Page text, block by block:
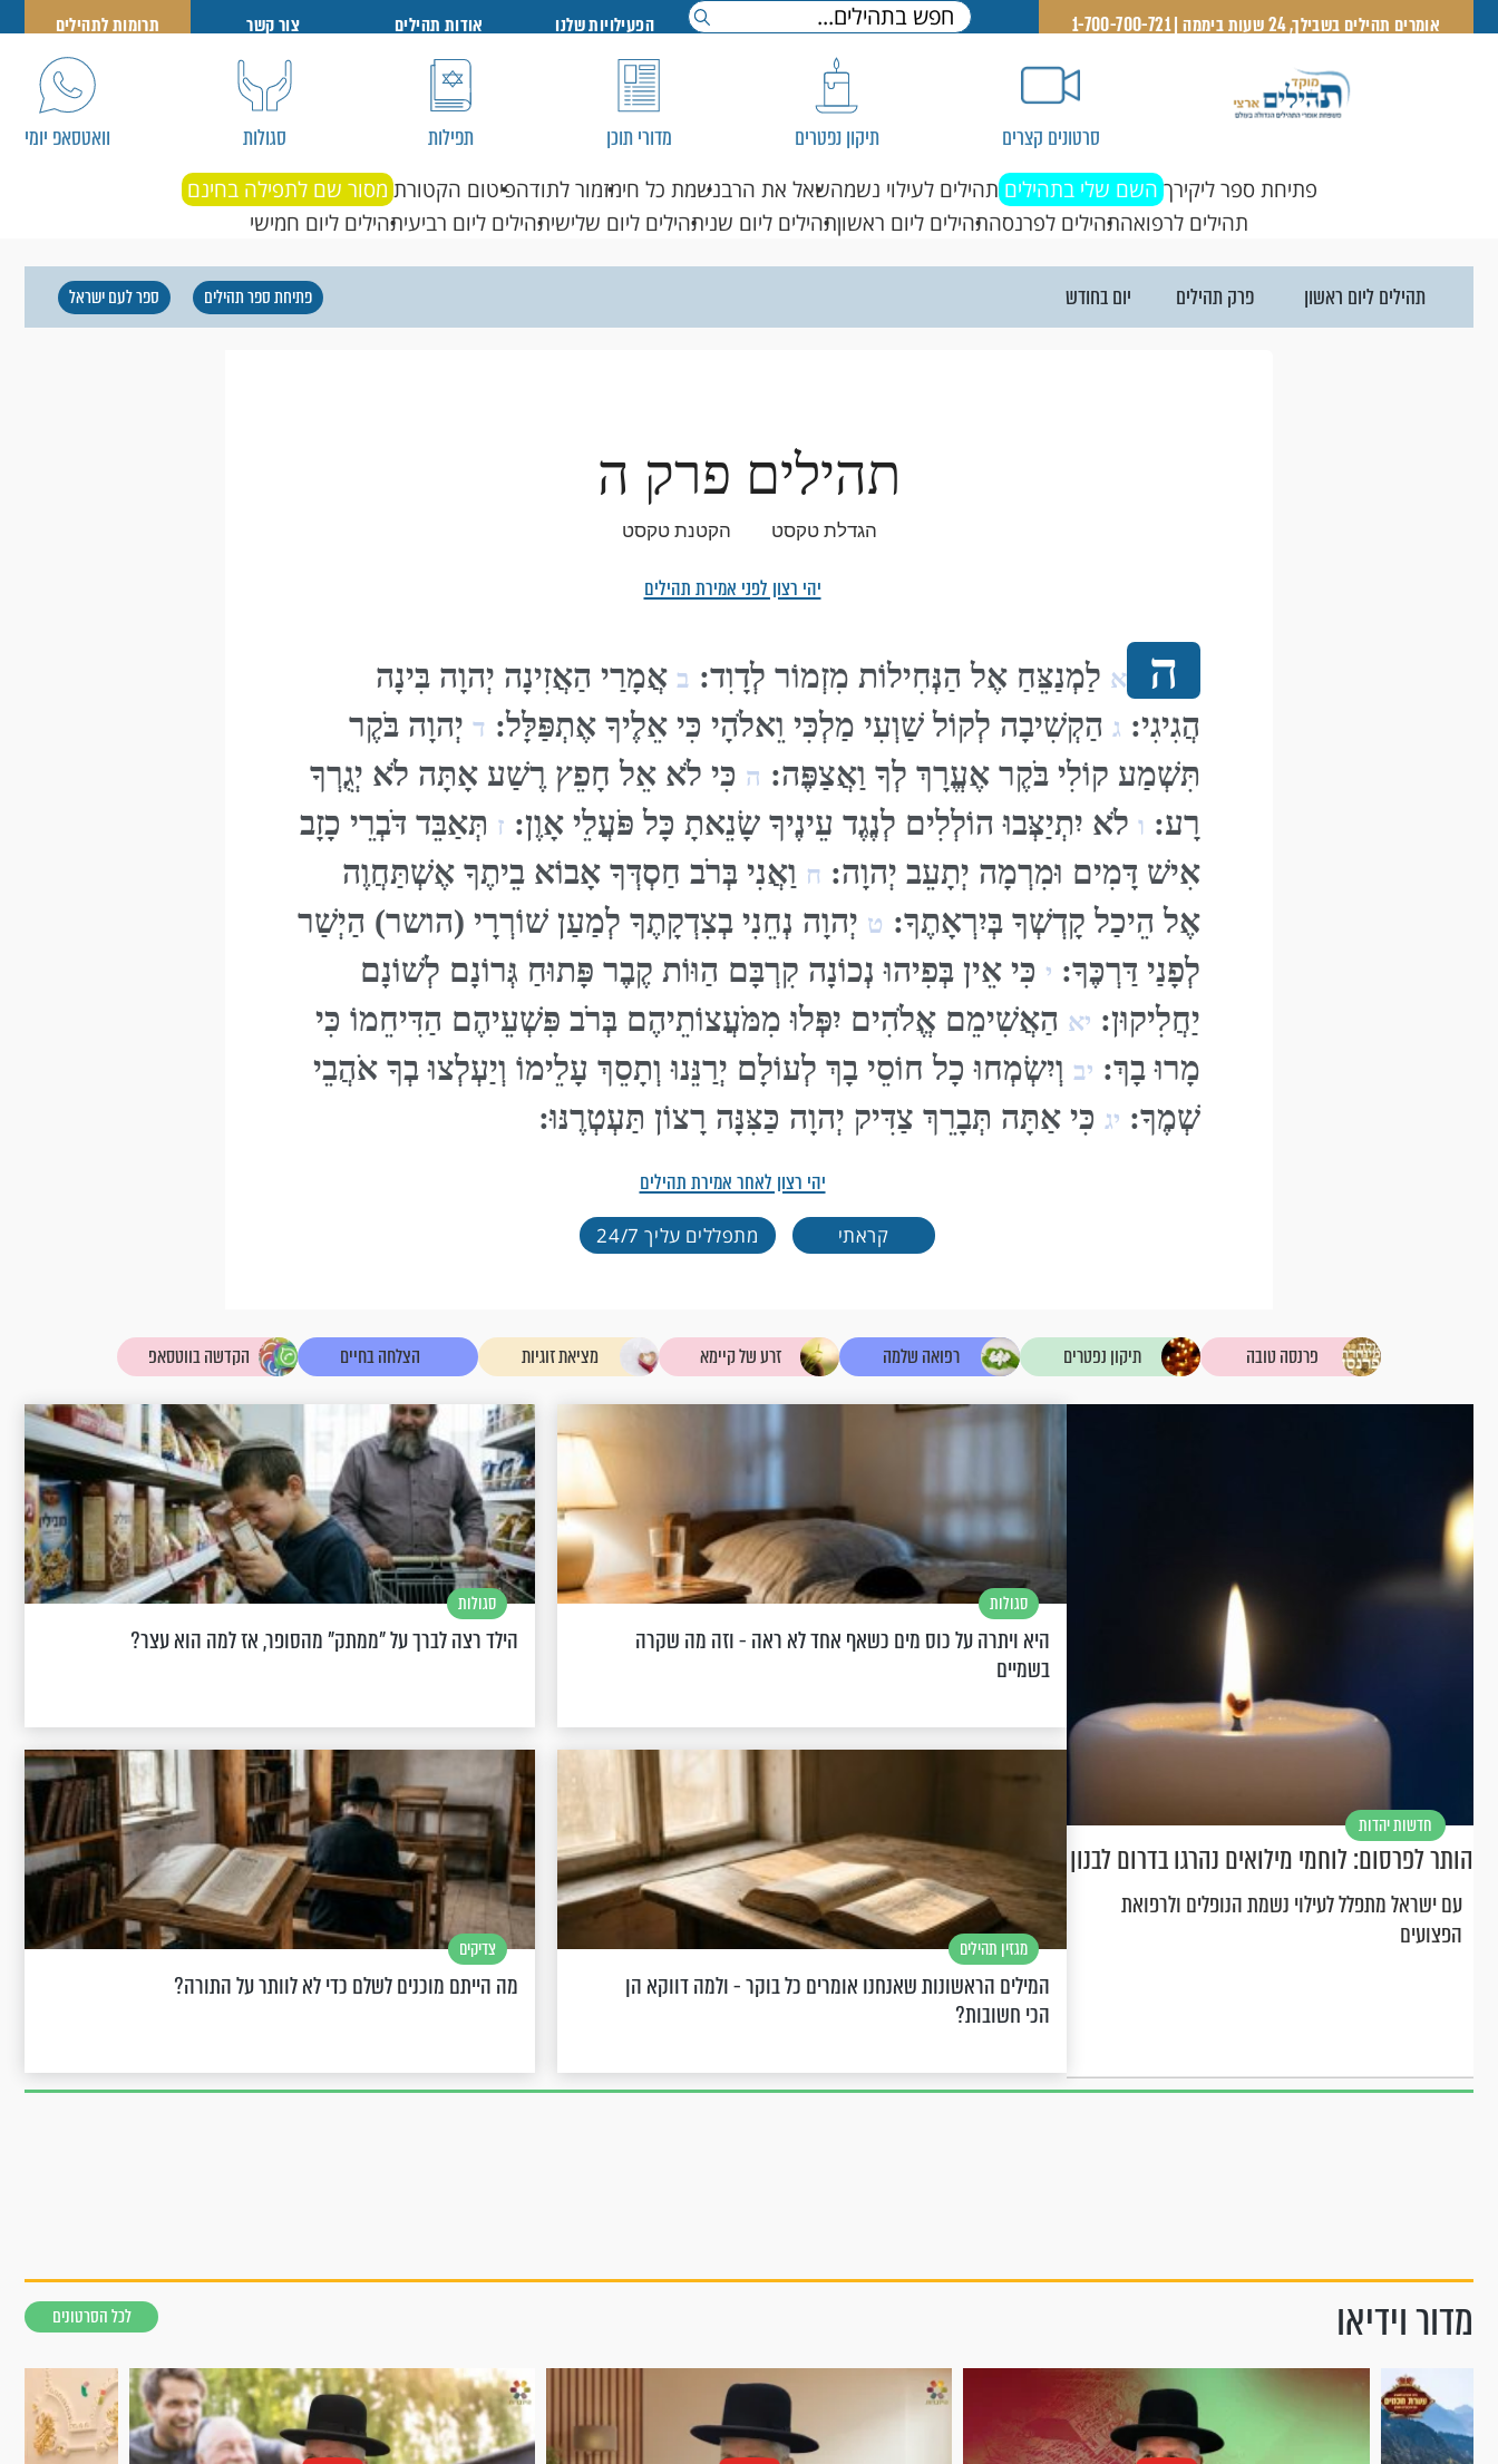
אומרים תהילים בשבילך, 24 שעות ביממה | 1-700-700-721 הפעילויות שלנו אודות תהילים צור קשר תרומות לתהילים
סרטונים קצרים תיקון נפטרים מדורי תוכן תפילות סגולות וואטסאפ יומי
פתיחת ספר ליקירך השם שלי בתהילים תהילים לעילוי נשמהשאל את הרבנשמת כל חימזמור לתודהפיטום הקטורת מסור שם לתפילה בחינם
תהילים לרפואהתהילים לפרנסהתהילים ליום ראשוןתהילים ליום שניתהילים ליום שלישיתהילים ליום רביעיתהילים ליום חמישי
פרק תהילים יום בחודש ספר לעם ישראל פתיחת ספר תהילים
תהילים פרק ה
הגדלת טקסט הקטנת טקסט
יהי רצון לפני אמירת תהילים
ה א לַמְנַצֵּחַ אֶל הַנְּחִילוֹת מִזְמוֹר לְדָוִד: ב אֲמָרַי הַאֲזִינָה יְהוָה בִּינָה
הֲגִיגִי: ג הַקְשִׁיבָה לְקוֹל שַׁוְעִי מַלְכִּי וֵאלֹהָי כִּי אֵלֶיךָ אֶתְפַּלָּל: ד יְהוָה בֹּקֶר
תִּשְׁמַע קוֹלִי בֹּקֶר אֶעֱרָךְ לְךָ וַאֲצַפֶּה: ה כִּי לֹא אֵל חָפֵץ רֶשַׁע אָתָּה לֹא יְגֻרְךָ
רָע: ו לֹא יִתְיַצְּבוּ הוֹלְלִים לְנֶגֶד עֵינֶיךָ שָׂנֵאתָ כָּל פֹּעֲלֵי אָוֶן: ז תְּאַבֵּד דֹּבְרֵי כָזָב
אִישׁ דָּמִים וּמִרְמָה יְתָעֵב יְהוָה: ח וַאֲנִי בְּרֹב חַסְדְּךָ אָבוֹא בֵיתֶךָ אֶשְׁתַּחֲוֶה
אֶל הֵיכַל קָדְשְׁךָ בְּיִרְאָתֶךָ: ט יְהוָה נְחֵנִי בְצִדְקָתֶךָ לְמַעַן שׁוֹרְרָי (הושר) הַיְשַׁר
לְפָנַי דַּרְכֶּךָ: י כִּי אֵין בְּפִיהוּ נְכוֹנָה קִרְבָּם הַוּוֹת קֶבֶר פָּתוּחַ גְּרוֹנָם לְשׁוֹנָם
יַחֲלִיקוּן: יא הַאֲשִׁימֵם אֱלֹהִים יִפְּלוּ מִמֹּעֲצוֹתֵיהֶם בְּרֹב פִּשְׁעֵיהֶם הַדִּיחֵמוֹ כִּי
מָרוּ בָךְ: יב וְיִשְׂמְחוּ כָל חוֹסֵי בָךְ לְעוֹלָם יְרַנֵּנוּ וְתָסֵךְ עָלֵימוֹ וְיַעְלְצוּ בְךָ אֹהֲבֵי
שְׁמֶךָ: יג כִּי אַתָּה תְּבָרֵךְ צַדִּיק יְהוָה כַּצִּנָּה רָצוֹן תַּעְטְרֶנּוּ:
יהי רצון לאחר אמירת תהילים
קראתי מתפללים עליך 24/7
פרנסה טובה תיקון נפטרים רפואה שלמה זרע של קיימא מציאת זוגיות הצלחה בחיים הקדשה בווטסאפ
חדשות יהדות
הותר לפרסום: לוחמי מילואים נהרגו בדרום לבנון
עם ישראל מתפלל לעילוי נשמת הנופלים ולרפואת
הפצועים
סגולות
היא ויתרה על כוס מים כשאף אחד לא ראה - וזה מה שקרה
בשמיים
סגולות
הילד רצה לברך על "ממתק" מהסופר, אז למה הוא עצר?
מגזין תהילים
המילים הראשונות שאנחנו אומרים כל בוקר - ולמה דווקא הן
הכי חשובות?
צדיקים
מה הייתם מוכנים לשלם כדי לא לוותר על התורה?
מדור וידיאו לכל הסרטונים